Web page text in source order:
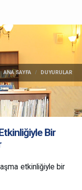
ANA SAYFA DUYURULAR
Bir
etkinliğiyle bir